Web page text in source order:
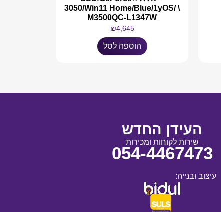
3050/Win11 Home/Blue/1yOS/ \
M3500QC-L1347W
₪4,645
הוספה לסל
העידן החדש
שירות לקוחות ומכירות
054-4467473
עיצוב ובנייה: